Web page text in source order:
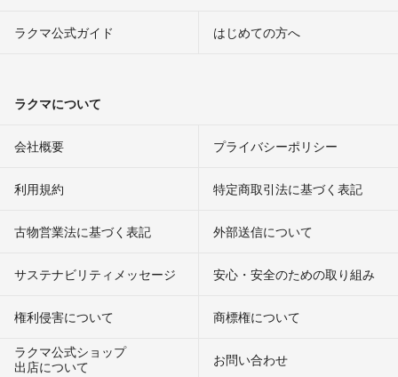
ラクマ公式ガイド はじめての方へ
ラクマについて
会社概要 プライバシーポリシー
利用規約 特定商取引法に基づく表記
古物営業法に基づく表記 外部送信について
サステナビリティメッセージ 安心・安全のための取り組み
権利侵害について
商標権について
ラクマ公式ショップ
出店について
お問い合わせ